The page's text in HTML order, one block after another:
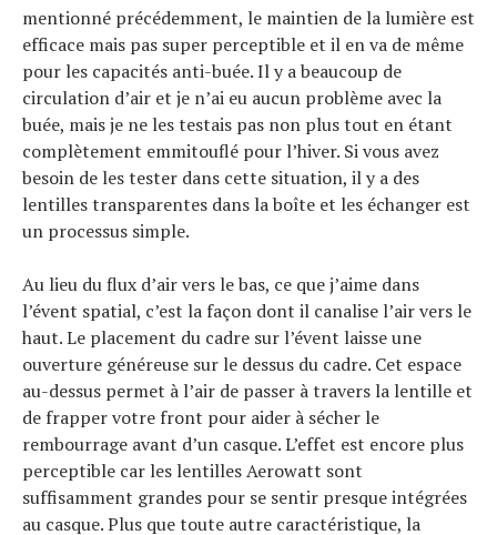
mentionné précédemment, le maintien de la lumière est
efficace mais pas super perceptible et il en va de même
pour les capacités anti-buée. Il y a beaucoup de
circulation d’air et je n’ai eu aucun problème avec la
buée, mais je ne les testais pas non plus tout en étant
complètement emmitouflé pour l’hiver. Si vous avez
besoin de les tester dans cette situation, il y a des
lentilles transparentes dans la boîte et les échanger est
un processus simple.
Au lieu du flux d’air vers le bas, ce que j’aime dans
l’évent spatial, c’est la façon dont il canalise l’air vers le
haut. Le placement du cadre sur l’évent laisse une
ouverture généreuse sur le dessus du cadre. Cet espace
au-dessus permet à l’air de passer à travers la lentille et
de frapper votre front pour aider à sécher le
rembourrage avant d’un casque. L’effet est encore plus
perceptible car les lentilles Aerowatt sont
suffisamment grandes pour se sentir presque intégrées
au casque. Plus que toute autre caractéristique, la